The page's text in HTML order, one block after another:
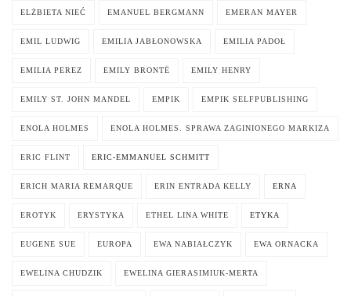
ELŻBIETA NIEĆ EMANUEL BERGMANN EMERAN MAYER
EMIL LUDWIG EMILIA JABŁONOWSKA EMILIA PADOŁ
EMILIA PEREZ EMILY BRONTË EMILY HENRY
EMILY ST. JOHN MANDEL EMPIK EMPIK SELFPUBLISHING
ENOLA HOLMES ENOLA HOLMES. SPRAWA ZAGINIONEGO MARKIZA
ERIC FLINT ERIC-EMMANUEL SCHMITT
ERICH MARIA REMARQUE ERIN ENTRADA KELLY ERNA
EROTYK ERYSTYKA ETHEL LINA WHITE ETYKA
EUGENE SUE EUROPA EWA NABIAŁCZYK EWA ORNACKA
EWELINA CHUDZIK EWELINA GIERASIMIUK-MERTA